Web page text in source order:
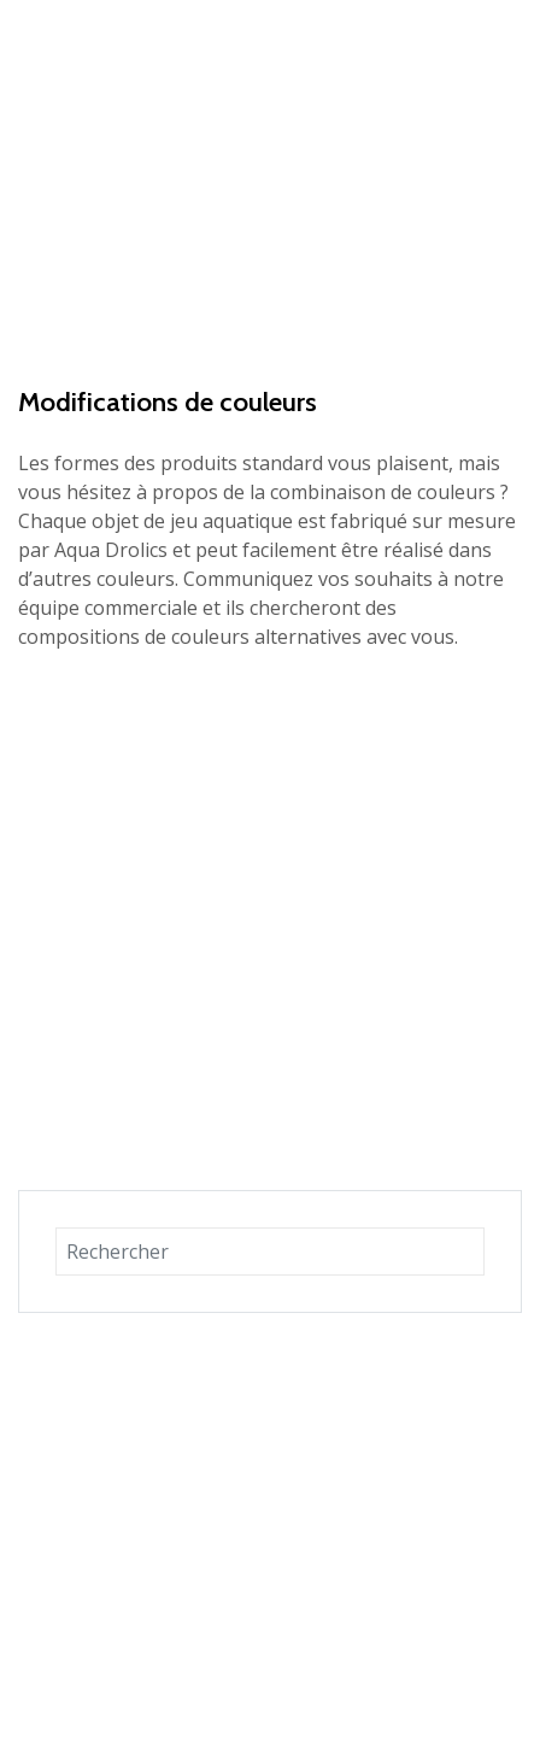
Modifications de couleurs
Les formes des produits standard vous plaisent, mais
vous hésitez à propos de la combinaison de couleurs ?
Chaque objet de jeu aquatique est fabriqué sur mesure
par Aqua Drolics et peut facilement être réalisé dans
d’autres couleurs. Communiquez vos souhaits à notre
équipe commerciale et ils chercheront des
compositions de couleurs alternatives avec vous.